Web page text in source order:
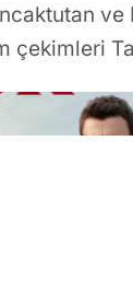
ve
çekimleri